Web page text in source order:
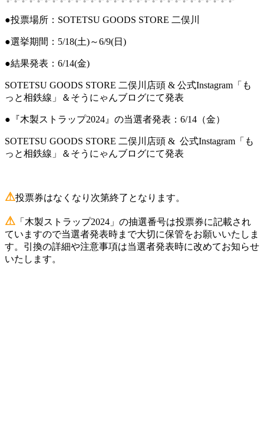
●投票場所：SOTETSU GOODS STORE 二俣川
●選挙期間：5/18(土)～6/9(日)
●結果発表：6/14(金)
SOTETSU GOODS STORE 二俣川店頭 & 公式Instagram「も
っと相鉄線」＆そうにゃんブログにて発表
●『木製ストラップ2024』の当選者発表：6/14（金）
SOTETSU GOODS STORE 二俣川店頭 & 公式Instagram「も
っと相鉄線」＆そうにゃんブログにて発表
⚠投票券はなくなり次第終了となります。
⚠ 「木製ストラップ2024」の抽選番号は投票券に記載され
ていますので当選者発表時まで大切に保管をお願いいたしま
す。引換の詳細や注意事項は当選者発表時に改めてお知らせ
いたします。